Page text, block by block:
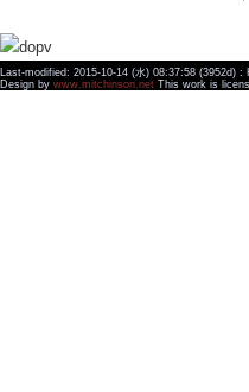
Last-modified: 2015-10-14 (水) 08:37:58 (3952d)
Design by www.mitchinson.net This work is